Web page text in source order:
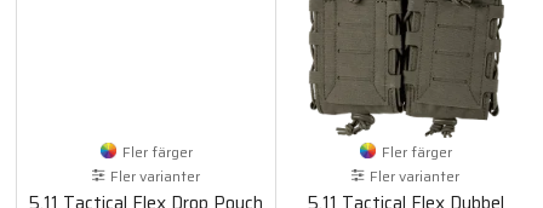
Fler färger
Fler varianter
Fler färger
Fler varianter